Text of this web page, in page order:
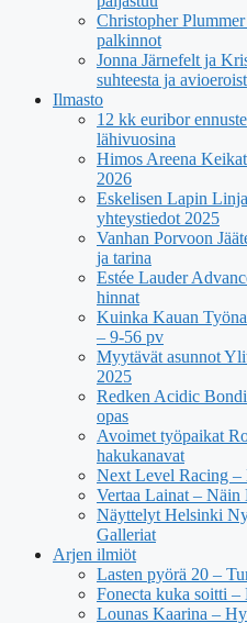
Christopher
palkinnot
Jonna Järnefelt ja
suhteesta ja
Ilmasto
12 kk euribor
lähivuosina
Himos Areena
2026
Eskelisen Lapin
yhteystiedot 2025
Vanhan Porvoon
ja tarina
Estée Lauder
hinnat
Kuinka Kauan
– 9-56 pv
Myytävät asunnot
2025
Redken Acidic
opas
Avoimet työpaikat
hakukanavat
Next Level Racing
Vertaa Lainat –
Näyttelyt Helsinki
Galleriat
Arjen ilmiöt
Lasten pyörä 20 –
Fonecta kuka soitti –
Lounas Kaarina –